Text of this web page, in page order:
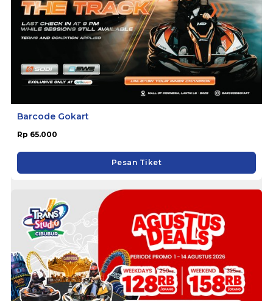
Barcode Gokart
Rp 65.000
Pesan Tiket